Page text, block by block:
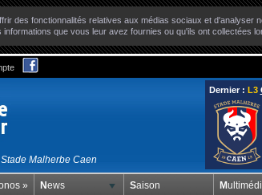
des fonctionnalités relatives aux médias sociaux et
que vous leur avez fournies ou qu'ils ont collectées
Malherbe Caen
Dernier : L3
» News Saison